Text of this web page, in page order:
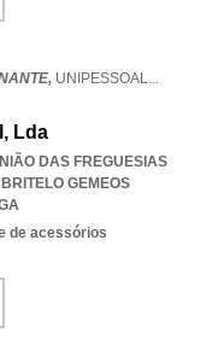
UNIPESSOAL...
Lda
DAS FREGUESIAS
GEMEOS
de acessórios